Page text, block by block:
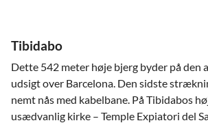
Tibidabo
Dette 542 meter høje bjerg byder på den
udsigt over Barcelona. Den sidste
nemt nås med kabelbane. På Tibidabos
usædvanlig kirke – Temple Expiatori del